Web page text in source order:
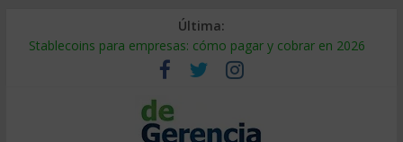
Última:
Stablecoins para empresas: cómo pagar y cobrar en 2026
Despido silencioso: qué es y por qué sale tan caro
IA en selección de personal: cómo auditarla a tiempo
Trabajo forzoso en la cadena de suministro: qué hacer
Mercado hispano de EE. UU.: cómo segmentarlo y venderle